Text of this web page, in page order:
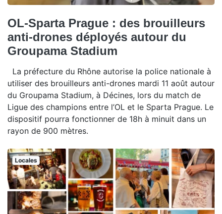
OL-Sparta Prague : des brouilleurs
anti-drones déployés autour du
Groupama Stadium
La préfecture du Rhône autorise la police nationale à
utiliser des brouilleurs anti-drones mardi 11 août autour
du Groupama Stadium, à Décines, lors du match de
Ligue des champions entre l’OL et le Sparta Prague. Le
dispositif pourra fonctionner de 18h à minuit dans un
rayon de 900 mètres.
Locales